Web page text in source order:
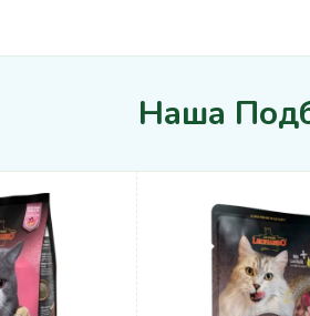
Наша